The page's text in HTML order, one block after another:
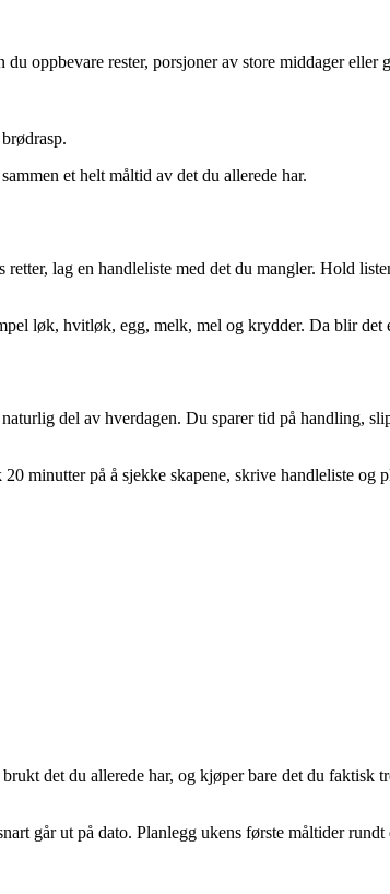
oppbevare rester, porsjoner av store middager
et helt måltid av det du allerede har.
lag en handleliste med det du mangler. Hold
løk, hvitløk, egg, melk, mel og krydder. Da blir
del av hverdagen. Du sparer tid på handling,
minutter på å sjekke skapene, skrive handleliste og
det du allerede har, og kjøper bare det du
går ut på dato. Planlegg ukens første måltider